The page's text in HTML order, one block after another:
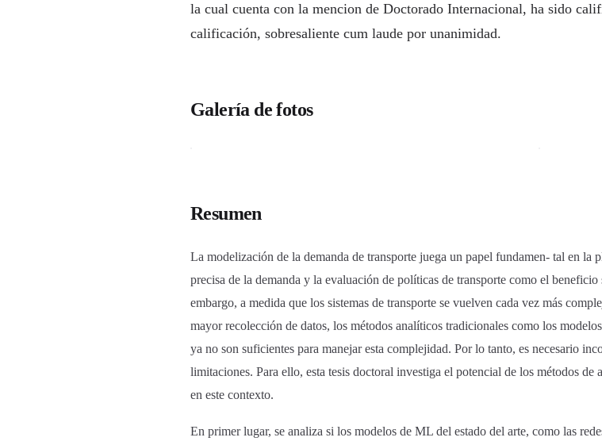
la cual cuenta con la mencion de Doctorado Internacional, ha sido
calificación, sobresaliente cum laude por unanimidad.
Galería de fotos
Resumen
La modelización de la demanda de transporte juega un papel fundamen- tal en
precisa de la demanda y la evaluación de políticas de transporte como el
embargo, a medida que los sistemas de transporte se vuelven cada vez más
mayor recolección de datos, los métodos analíticos tradicionales como los
ya no son suficientes para manejar esta complejidad. Por lo tanto, es necesario
limitaciones. Para ello, esta tesis doctoral investiga el potencial de los métodos
en este contexto.
En primer lugar, se analiza si los modelos de ML del estado del arte, como las